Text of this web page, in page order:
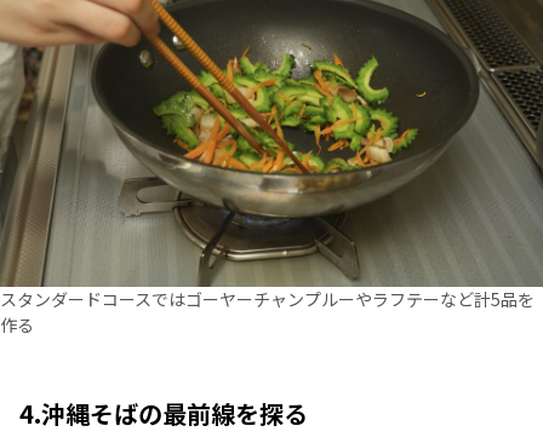
スタンダードコースではゴーヤーチャンプルーやラフテーなど計5品を
作る
4.沖縄そばの最前線を探る